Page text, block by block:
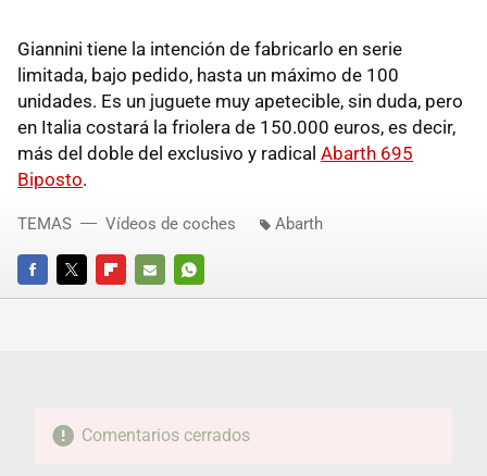
Giannini tiene la intención de fabricarlo en serie
limitada, bajo pedido, hasta un máximo de 100
unidades. Es un juguete muy apetecible, sin duda, pero
en Italia costará la friolera de 150.000 euros, es decir,
más del doble del exclusivo y radical Abarth 695
Biposto.
FACEBOOKTWITTERFLIPBOARD
E-
WHATSAPP
TEMAS Vídeos de coches Abarth
Comentarios cerrados